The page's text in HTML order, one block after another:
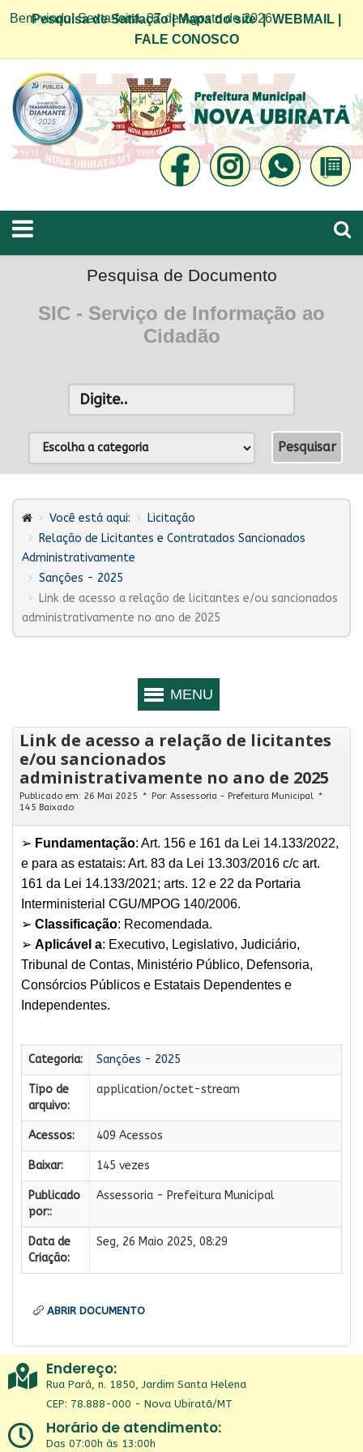
Bem vindo! Sexta-feira, 07 de Agosto de 2026
Pesquisa de Satifação|Mapa do site|WEBMAIL
FALE CONOSCO
Pesquisa de Documento
SIC - Serviço de Informação ao
Cidadão
Você está aqui:
Licitação
Relação de Licitantes e Contratados Sancionados
Administrativamente
Sanções - 2025
Link de acesso a relação de licitantes e/ou sancionados
administrativamente no ano de 2025
Link de acesso a relação de licitantes
e/ou sancionados
administrativamente no ano de 2025
Publicado em: 26 Mai 2025 Por: Assessoria - Prefeitura Municipal
145 Baixado
➢ Fundamentação: Art. 156 e 161 da Lei 14.133/2022,
e para as estatais: Art. 83 da Lei 13.303/2016 c/c art.
161 da Lei 14.133/2021; arts. 12 e 22 da Portaria
Interministerial CGU/MPOG 140/2006.
➢ Classificação: Recomendada.
➢ Aplicável a: Executivo, Legislativo, Judiciário,
Tribunal de Contas, Ministério Público, Defensoria,
Consórcios Públicos e Estatais Dependentes e
Independentes.
Categoria: Sanções - 2025
Tipo de
arquivo:
application/octet-stream
Acessos: 409 Acessos
Baixar: 145 vezes
Publicado
por::
Assessoria - Prefeitura Municipal
Data de
Criação:
Seg, 26 Maio 2025, 08:29
ABRIR DOCUMENTO
Endereço:
Rua Pará, n. 1850, Jardim Santa Helena
CEP: 78.888-000 - Nova Ubiratã/MT
Horário de atendimento:
Das 07:00h às 13:00h